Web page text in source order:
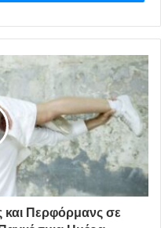
αντίστοιχα σε
Περφόρμανς σε